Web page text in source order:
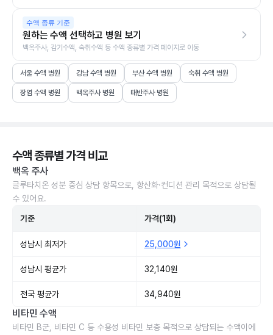
수액 종류 기준
원하는 수액 선택하고 병원 보기
백옥주사, 감기수액, 숙취수액 등 수액 종류별 가격 페이지로 이동
서울 수액 병원 강남 수액 병원 부산 수액 병원 숙취 수액 병원
장염 수액 병원 백옥주사 병원 태반주사 병원
수액 종류별 가격 비교
백옥 주사
글루타치온 성분 중심 상담 항목으로, 항산화·컨디션 관리 목적으로 상담될
수 있어요.
기준 가격(1회)
성남시 최저가 25,000원
성남시 평균가 32,140원
전국 평균가 34,940원
비타민 수액
비타민 B군, 비타민 C 등 수용성 비타민 보충 목적으로 상담되는 수액이에